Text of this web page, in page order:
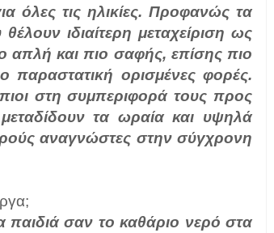
όλες τις ηλικίες. Προφανώς τα
ιδιαίτερη μεταχείριση ως
και πιο σαφής, επίσης πιο
ορισμένες φορές.
στη συμπεριφορά τους προς
τα ωραία και υψηλά
αναγνώστες στην σύγχρονη
σαν το καθάριο νερό στα